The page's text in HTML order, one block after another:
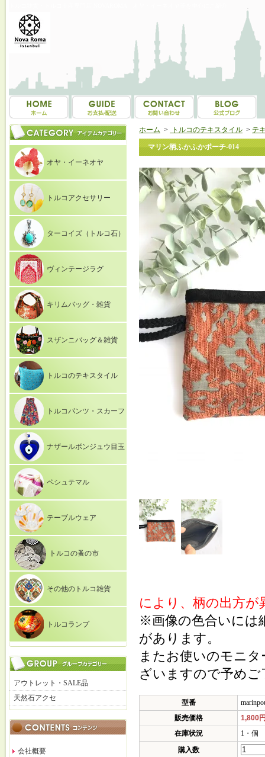
オヤ・イーネオヤ
トルコアクセサリー
ターコイズ（トルコ石）
ヴィンテージラグ
キリムバッグ・雑貨
スザンニバッグ＆雑貨
トルコのテキスタイル
トルコパンツ・スカーフ
ナザールボンジュウ目玉
ペシュテマル
テーブルウェア
トルコの蚤の市
その他のトルコ雑貨
トルコランプ
アウトレット・SALE品
天然石アクセ
会社概要
ホーム > トルコのテキスタイル > テ
マリン柄ふかふかポーチ-014
により、柄の出方が
※画像の色合いには
があります。
またお使いのモニ
ざいますので予め
型番
販売価格
1,800
在庫状況
1・個
購入数